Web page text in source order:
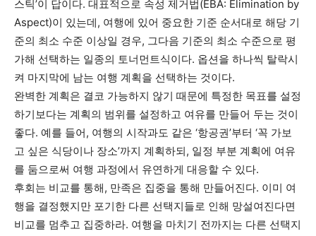
스틱’이 답이다. 대표적으로 속성 제거법(EBA: Elimination by
Aspect)이 있는데, 여행에 있어 중요한 기준 순서대로 해당 기
준의 최소 수준 이상일 경우, 그다음 기준의 최소 수준으로 평
가해 선택하는 일종의 토너먼트식이다. 옵션을 하나씩 탈락시
켜 마지막에 남는 여행 계획을 선택하는 것이다.
완벽한 계획은 결코 가능하지 않기 때문에 특정한 목표를 설정
하기보다는 계획의 범위를 설정하고 여유를 만들어 두는 것이
좋다. 예를 들어, 여행의 시작과도 같은 ‘항공권’부터 ‘꼭 가보
고 싶은 식당이나 장소’까지 계획하되, 일정 부분 계획에 여유
를 둠으로써 여행 과정에서 유연하게 대응할 수 있다.
후회는 비교를 통해, 만족은 집중을 통해 만들어진다. 이미 여
행을 결정했지만 포기한 다른 선택지들로 인해 망설여진다면
비교를 멈추고 집중하라. 여행을 마치기 전까지는 다른 선택지